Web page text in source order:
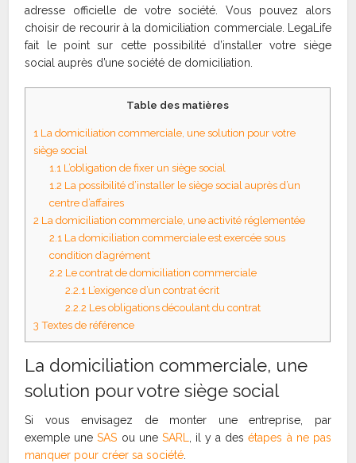
adresse officielle de votre société. Vous pouvez alors
choisir de recourir à la domiciliation commerciale. LegaLife
fait le point sur cette possibilité d’installer votre siège
social auprès d’une société de domiciliation.
Table des matières
1 La domiciliation commerciale, une solution pour votre
siège social
1.1 L’obligation de fixer un siège social
1.2 La possibilité d’installer le siège social auprès d’un
centre d’affaires
2 La domiciliation commerciale, une activité réglementée
2.1 La domiciliation commerciale est exercée sous
condition d’agrément
2.2 Le contrat de domiciliation commerciale
2.2.1 L’exigence d’un contrat écrit
2.2.2 Les obligations découlant du contrat
3 Textes de référence
La domiciliation commerciale, une
solution pour votre siège social
Si vous envisagez de monter une entreprise, par
exemple uneSAS ou une SARL, il y a desétapes à ne pas
manquer pour créer sa société.